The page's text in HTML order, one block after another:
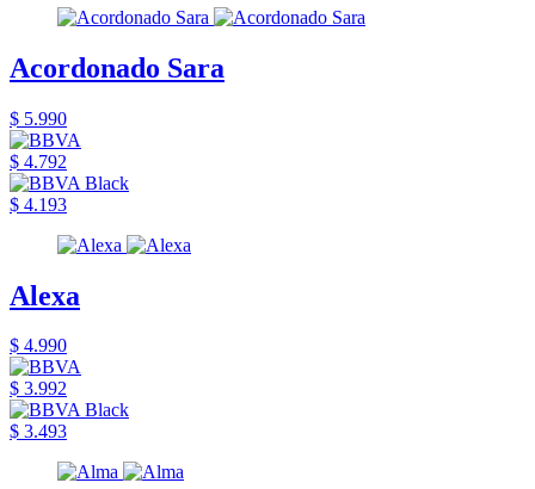
Acordonado Sara
$ 5.990
$ 4.792
$ 4.193
Alexa
$ 4.990
$ 3.992
$ 3.493